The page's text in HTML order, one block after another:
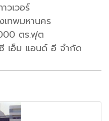
วเวอร์
ทพมหานคร
ตร.ฟุต
เอ็ม แอนด์ อี จำกัด